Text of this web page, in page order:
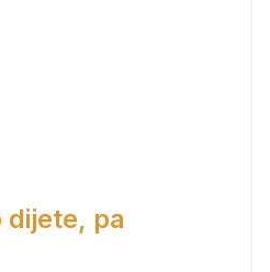
dijete, pa